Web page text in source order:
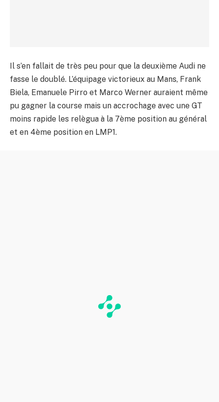
Il s’en fallait de très peu pour que la deuxième Audi ne
fasse le doublé. L’équipage victorieux au Mans, Frank
Biela, Emanuele Pirro et Marco Werner auraient même
pu gagner la course mais un accrochage avec une GT
moins rapide les relègua à la 7ème position au général
et en 4ème position en LMP1.